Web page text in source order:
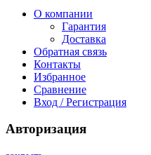
О компании
Гарантия
Доставка
Обратная связь
Контакты
Избранное
Сравнение
Вход / Регистрация
Авторизация